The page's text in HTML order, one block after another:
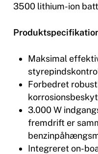
3500 lithium-ion
Maksimal
Forbedret
3.000 W
fremdrift er
Integreret on-